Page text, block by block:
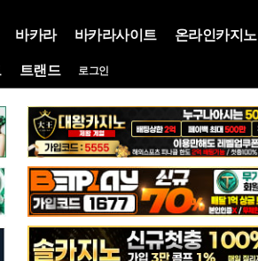
바카라 바카라사이트 온라인카지노
트랜드 로그인